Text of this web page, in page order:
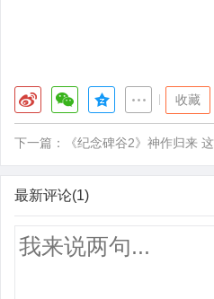
收藏
下一篇： 《纪念碑谷2》神作归来
最新评论(1)